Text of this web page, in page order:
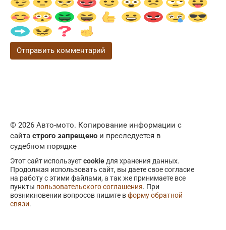
© 2026 Авто-мото. Копирование информации с
сайта строго запрещено и преследуется в
судебном порядке
Этот сайт используетcookieдля хранения данных.
Продолжая использовать сайт, вы даете свое согласие
на работу с этими файлами, а так же принимаете все
пункты пользовательского соглашения. При
возникновении вопросов пишите вформу обратной
связи.